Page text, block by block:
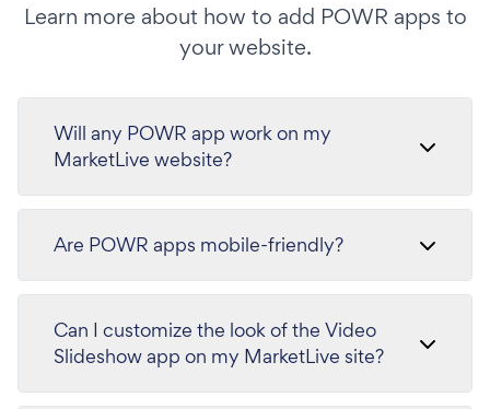
Learn more about how to add POWR apps to
your website.
Will any POWR app work on my
MarketLive website?
Are POWR apps mobile-friendly?
Can I customize the look of the Video
Slideshow app on my MarketLive site?